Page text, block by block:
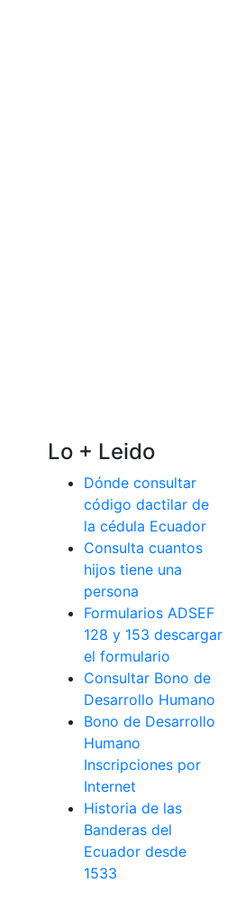
Lo + Leido
Dónde consultar
código dactilar de
la cédula Ecuador
Consulta cuantos
hijos tiene una
persona
Formularios ADSEF
128 y 153 descargar
el formulario
Consultar Bono de
Desarrollo Humano
Bono de Desarrollo
Humano
Inscripciones por
Internet
Historia de las
Banderas del
Ecuador desde
1533